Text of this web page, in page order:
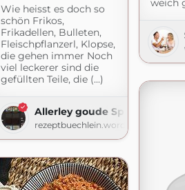
weich
Wie heisst es doch so
schön Frikos,
Frikadellen, Bulleten,
Fleischpflanzerl, Klopse,
die gehen immer Noch
viel leckerer sind die
gefüllten Teile, die (...)
Allerley goude Spisen
rezeptbuechlein.wordpress.com